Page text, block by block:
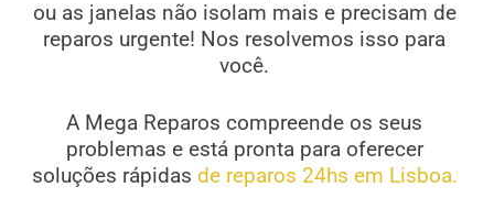
ou as janelas não isolam mais e precisam de
reparos urgente! Nos resolvemos isso para
você.
A Mega Reparos compreende os seus
problemas e está pronta para oferecer
soluções rápidas de reparos 24hs em Lisboa.